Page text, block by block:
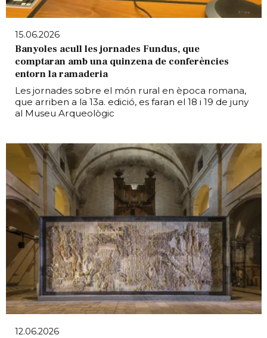
15.06.2026
Banyoles acull les jornades Fundus, que
comptaran amb una quinzena de conferències
entorn la ramaderia
Les jornades sobre el món rural en època romana,
que arriben a la 13a. edició, es faran el 18 i 19 de juny
al Museu Arqueològic
12.06.2026